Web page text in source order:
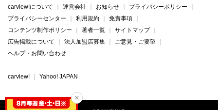
carview!について 運営会社 お知らせ
プライバシーポリシー
プライバシーセンター
利用規約
免責事項
コンテンツ制作ポリシー
著者一覧
サイトマップ
広告掲載について
法人加盟店募集
ご意見・ご要望
ヘルプ・お問い合わせ
carview! Yahoo! JAPAN